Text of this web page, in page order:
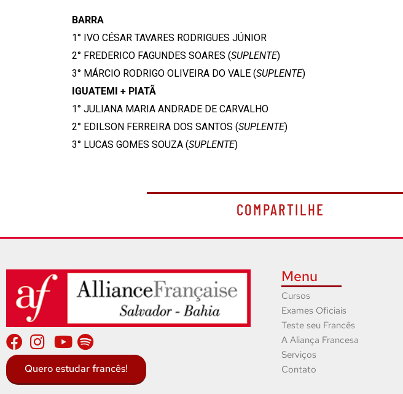
BARRA
1° IVO CÉSAR TAVARES RODRIGUES JÚNIOR
2° FREDERICO FAGUNDES SOARES (SUPLENTE)
3° MÁRCIO RODRIGO OLIVEIRA DO VALE (SUPLENTE)
IGUATEMI + PIATÃ
1° JULIANA MARIA ANDRADE DE CARVALHO
2° EDILSON FERREIRA DOS SANTOS (SUPLENTE)
3° LUCAS GOMES SOUZA (SUPLENTE)
COMPARTILHE
Quero estudar francês!
Menu
Cursos
Exames Oficiais
Teste seu Francês
A Aliança Francesa
Serviços
Contato